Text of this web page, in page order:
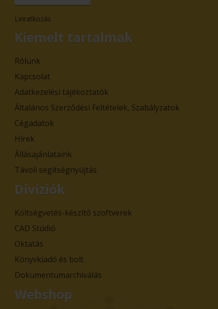
Leiratkozás
Kiemelt tartalmak
Rólunk
Kapcsolat
Adatkezelési tájékoztatók
Általános Szerződési Feltételek, Szabályzatok
Cégadatok
Hírek
Állásajánlataink
Távoli segítségnyújtás
Divíziók
Költségvetés-készítő szoftverek
CAD Stúdió
Oktatás
Könyvkiadó és bolt
Dokumentumarchiválás
Webshop